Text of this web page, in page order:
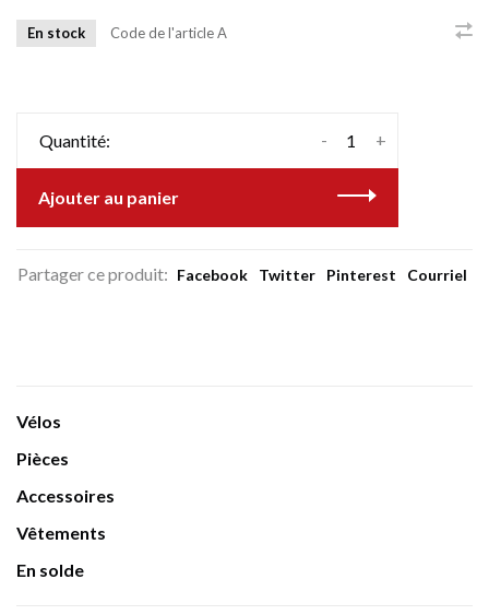
En stock Code de l'articleA
Quantité: +
-
Ajouter au panier
Partager ce produit: Facebook Twitter Pinterest Courriel
Vélos
Pièces
Accessoires
Vêtements
En solde